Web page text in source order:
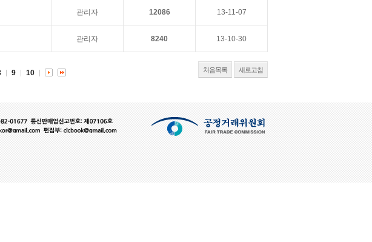
관리자 12086 13-11-07
관리자 8240 13-10-30
처음목록 새로고침
9 10